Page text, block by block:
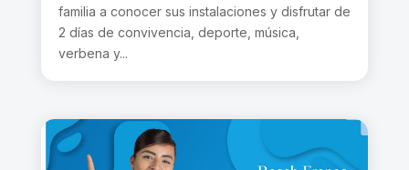
familia a conocer sus instalaciones y disfrutar de
2 días de convivencia, deporte, música,
verbena y...